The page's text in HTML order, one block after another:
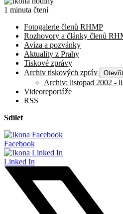
1 minuta čtení
Fotogalerie členů RHMP
Rozhovory a články členů
Avíza a pozvánky
Aktuality z Prahy
Tiskové zprávy
Archiv tiskových zpráv
Archiv: listopad 2002 -
Videoreportáže
RSS
Sdílet
Facebook
Linked In